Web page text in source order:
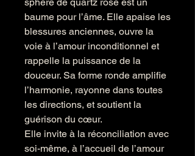
baume pour l’âme. Elle apaise les
blessures anciennes, ouvre la
voie à l’amour inconditionnel et
rappelle la puissance de la
douceur. Sa forme ronde amplifie
l’harmonie, rayonne dans toutes
les directions, et soutient la
guérison du cœur.
Elle invite à la réconciliation avec
soi-même, à l’accueil de l’amour